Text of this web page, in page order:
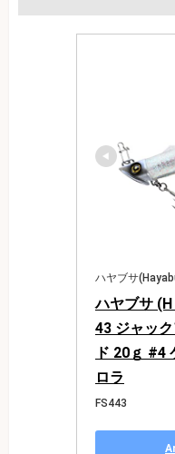
ハヤブサ
ハヤブサ
43 ジャッ
ド 20ｇ #4
ロラ
FS443